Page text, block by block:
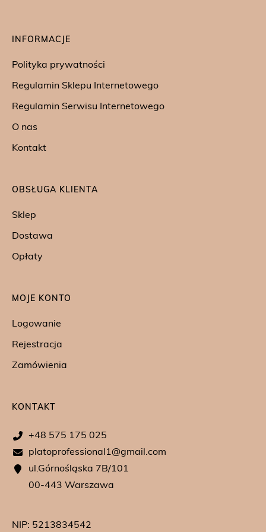
INFORMACJE
Polityka prywatności
Regulamin Sklepu Internetowego
Regulamin Serwisu Internetowego
O nas
Kontakt
OBSŁUGA KLIENTA
Sklep
Dostawa
Opłaty
MOJE KONTO
Logowanie
Rejestracja
Zamówienia
KONTAKT
+48 575 175 025
platoprofessional1@gmail.com
ul.Górnośląska 7B/101
00-443 Warszawa
NIP: 5213834542